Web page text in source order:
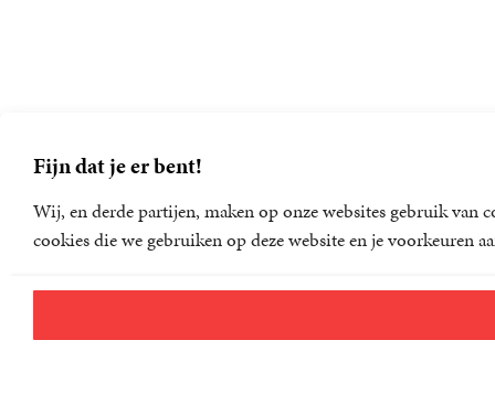
Fijn dat je er bent!
Wij, en derde partijen, maken op onze websites gebruik van
cookies die we gebruiken op deze website en je voorkeuren